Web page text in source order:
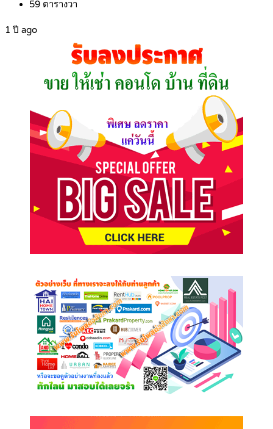
59 ตารางวา
1 ปี ago